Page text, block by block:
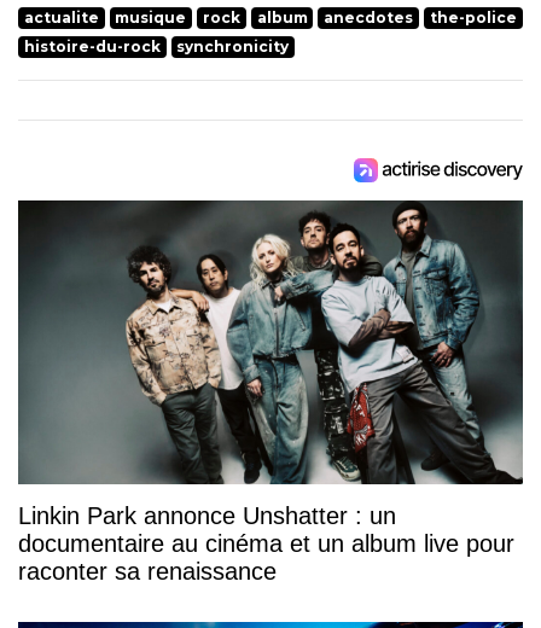
actualite musique rock album anecdotes
the-police
histoire-du-rock
synchronicity
Linkin Park annonce Unshatter : un
documentaire au cinéma et un album live pour
raconter sa renaissance